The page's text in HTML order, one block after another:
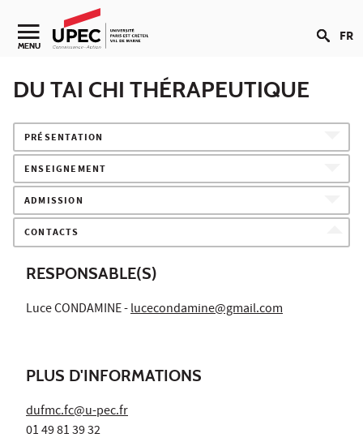
Aller au contenu
Navigation secondaire
MENU FR
DU TAI CHI THÉRAPEUTIQUE
PRÉSENTATION
ENSEIGNEMENT
ADMISSION
CONTACTS
RESPONSABLE(S)
Luce CONDAMINE -lucecondamine@gmail.com
PLUS D'INFORMATIONS
dufmc.fc@u-pec.fr
01 49 81 39 32